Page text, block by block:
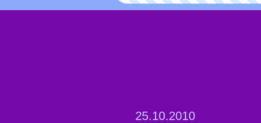
25.10.2010